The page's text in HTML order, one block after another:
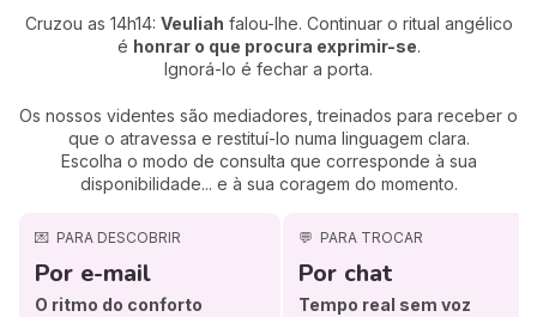
Cruzou as 14h14: Veuliah falou-lhe. Continuar o ritual angélico
é honrar o que procura exprimir-se.
Ignorá-lo é fechar a porta.
Os nossos videntes são mediadores, treinados para receber o
que o atravessa e restituí-lo numa linguagem clara.
Escolha o modo de consulta que corresponde à sua
disponibilidade... e à sua coragem do momento.
💌 PARA DESCOBRIR
Por e-mail
O ritmo do conforto
💬 PARA TROCAR
Por chat
Tempo real sem voz